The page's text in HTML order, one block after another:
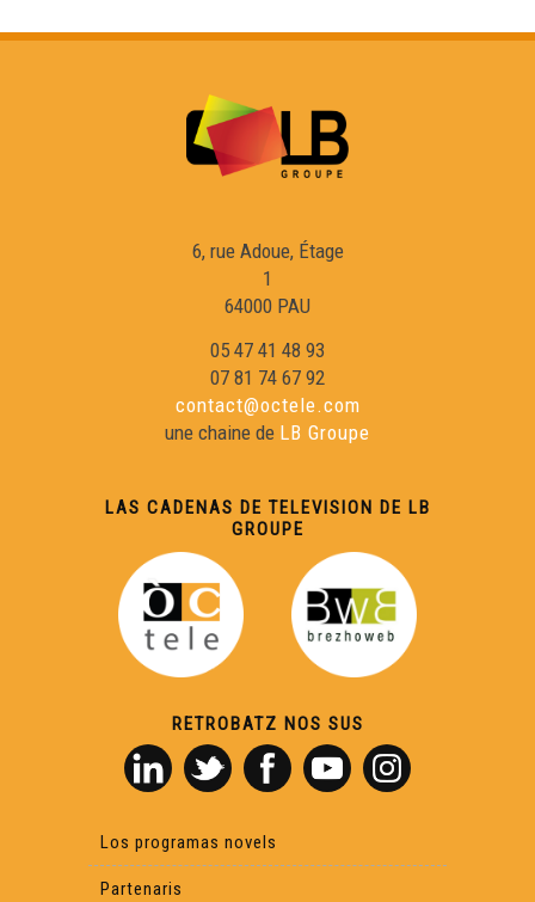
Hervé Couture - Cara e Cara
Anne-Marie ROTH - Cara e Cara
Benjamin Assié - Cara e Cara
Bernard Uthurry - Cara e Cara
Georges Labazée (2) - Cara e Cara
Isabelle Piquemal - Cara e Cara
6, rue Adoue, Étage
1
64000 PAU
05 47 41 48 93
07 81 74 67 92
contact@octele.com
une chaine de LB Groupe
LAS CADENAS DE TELEVISION DE LB
GROUPE
RETROBATZ NOS SUS
Los programas novels
Partenaris